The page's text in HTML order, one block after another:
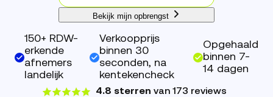
Bekijk mijn opbrengst
150+ RDW-
erkende
afnemers
landelijk
Verkoopprijs
binnen 30
seconden, na
kentekencheck
Opgehaald
binnen 7-
14 dagen
4.8 sterren van 173 reviews